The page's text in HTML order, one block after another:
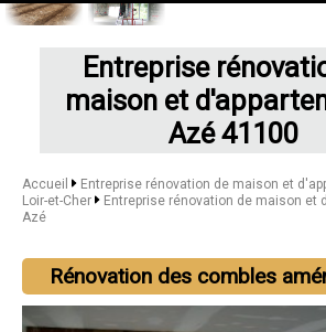
Entreprise
maison et
Azé 41100
Accueil
Entreprise rénovation de maison et
Loir-et-Cher
Entreprise rénovation de maison et
Azé
Rénovation des combles